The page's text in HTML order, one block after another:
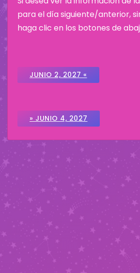
para el día siguiente/anterior,
haga clic en los botones de
JUNIO 2, 2027 «
» JUNIO 4, 2027